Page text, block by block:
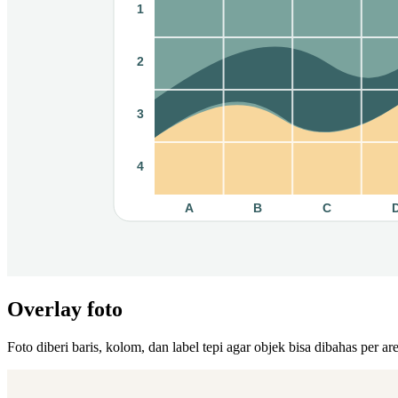
Overlay foto
Foto diberi baris, kolom, dan label tepi agar objek bisa dibahas per